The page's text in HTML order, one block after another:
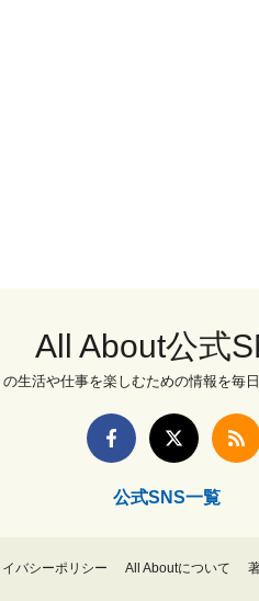
All About公式
の生活や仕事を楽しむための情報を毎
公式SNS一覧
イバシーポリシー All Aboutについて